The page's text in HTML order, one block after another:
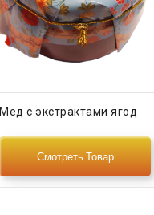
ДОБАВИТЬ В КОРЗИНУ
Мед с экстрактами ягод
Смотреть Товар